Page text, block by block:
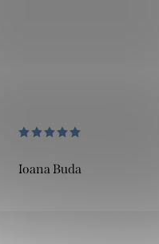
Ioana Buda